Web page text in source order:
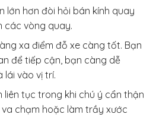
lớn hơn đòi hỏi bán kính quay
các vòng quay.
xa điểm đỗ xe càng tốt. Bạn
để tiếp cận, bạn càng dễ
lái vào vị trí.
liên tục trong khi chú ý cẩn thận
chạm hoặc làm trầy xước